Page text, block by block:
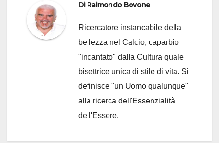
Di Raimondo Bovone
Ricercatore instancabile della
bellezza nel Calcio, caparbio
"incantato" dalla Cultura quale
bisettrice unica di stile di vita. Si
definisce "un Uomo qualunque"
alla ricerca dell'Essenzialità
dell'Essere.